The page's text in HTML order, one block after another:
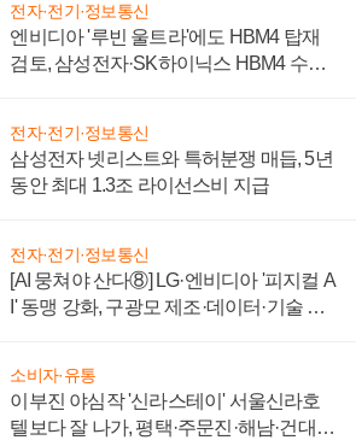
전자·전기·정보통신
엔비디아 '루빈 울트라'에도 HBM4 탑재
검토, 삼성전자·SK하이닉스 HBM4 수율
전자·전기·정보통신
삼성전자 넷리스트와 특허분쟁 매듭, 5년
동안 최대 1.3조 라이선스비 지급
전자·전기·정보통신
[AI 뭉쳐야 산다⑧] LG·엔비디아 '피지컬 A
I' 동맹 강화, 구광모 제조·데이터·기술 결
소비자·유통
이부진 야심작 '신라스테이' 서울신라호
텔보다 잘 나가, 평택·주문진·해남·건대로